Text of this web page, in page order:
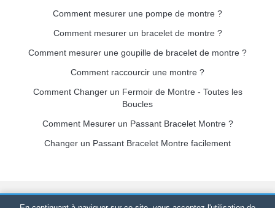
Comment mesurer une pompe de montre ?
Comment mesurer un bracelet de montre ?
Comment mesurer une goupille de bracelet de montre ?
Comment raccourcir une montre ?
Comment Changer un Fermoir de Montre - Toutes les
Boucles
Comment Mesurer un Passant Bracelet Montre ?
Changer un Passant Bracelet Montre facilement
Bracelet-de-montre.com© 2026Tous droits réservés-SIRET